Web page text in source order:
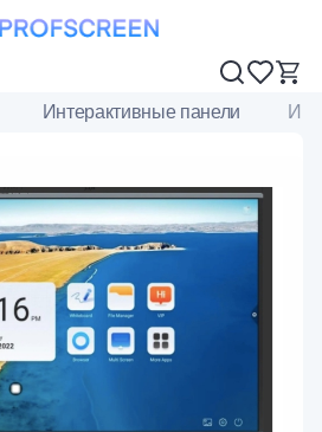
Интерактивные панели